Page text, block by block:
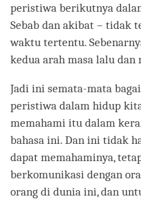
peristiwa berikutnya
Sebab dan akibat – tidak
waktu tertentu.
kedua arah masa lalu dan
Jadi ini semata-mata
peristiwa dalam hidup
memahami itu dalam
bahasa ini. Dan ini tidak
dapat memahaminya,
berkomunikasi dengan
orang di dunia ini, dan